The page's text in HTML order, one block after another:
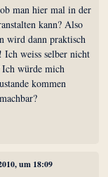
man hier mal in der
kann? Also
wird dann praktisch
weiss selber nicht
Ich würde mich
kommen
um 18:09